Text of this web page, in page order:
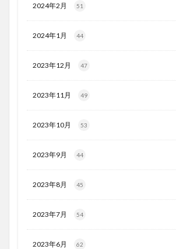
2024年2月 51
2024年1月 44
2023年12月 47
2023年11月 49
2023年10月 53
2023年9月 44
2023年8月 45
2023年7月 54
2023年6月 62